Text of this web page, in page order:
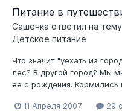
Питание в
Сашечка ответил на
Детское питание
Что значит "уехать из
лес? В другой город? Мы
ее с рождения. Кормились
11 Апреля 2007 29